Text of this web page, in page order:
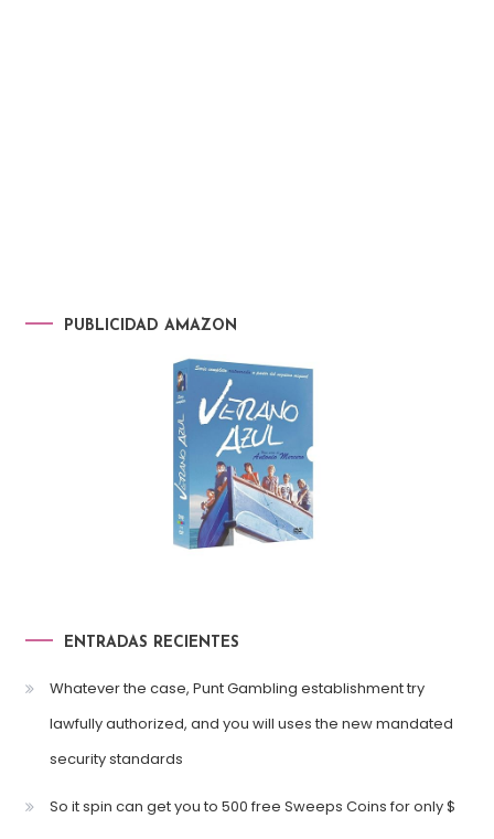
PUBLICIDAD AMAZON
ENTRADAS RECIENTES
Whatever the case, Punt Gambling establishment try
lawfully authorized, and you will uses the new mandated
security standards
So it spin can get you to 500 free Sweeps Coins for only $